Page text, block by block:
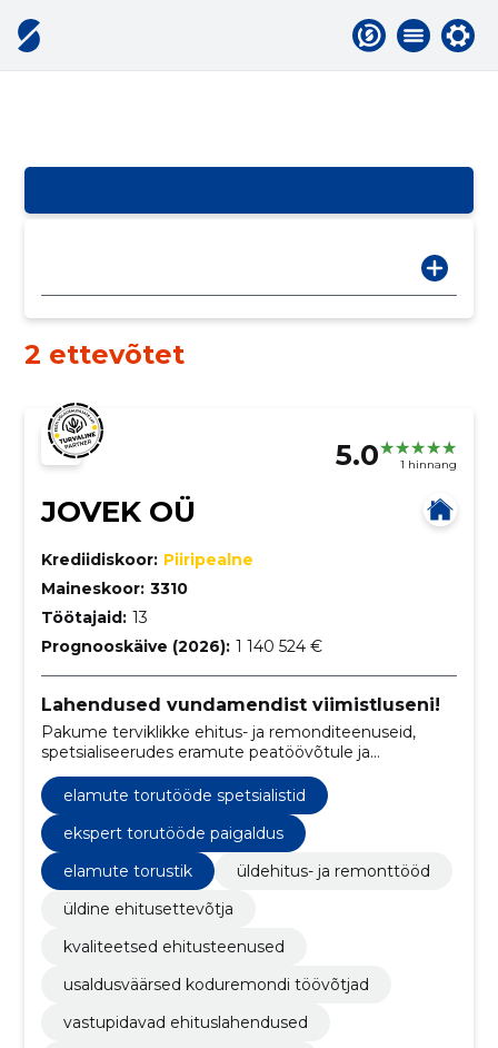
2 ettevõtet
5.0 1 hinnang
JOVEK OÜ
Krediidiskoor: Piiripealne
Maineskoor: 3310
Töötajaid: 13
Prognooskäive (2026): 1 140 524 €
Lahendused vundamendist viimistluseni!
Pakume terviklikke ehitus- ja remonditeenuseid,
spetsialiseerudes eramute peatöövõtule ja
torutöödele.
elamute torutööde spetsialistid
ekspert torutööde paigaldus
elamute torustik
üldehitus- ja remonttööd
üldine ehitusettevõtja
kvaliteetsed ehitusteenused
usaldusväärsed koduremondi töövõtjad
vastupidavad ehituslahendused